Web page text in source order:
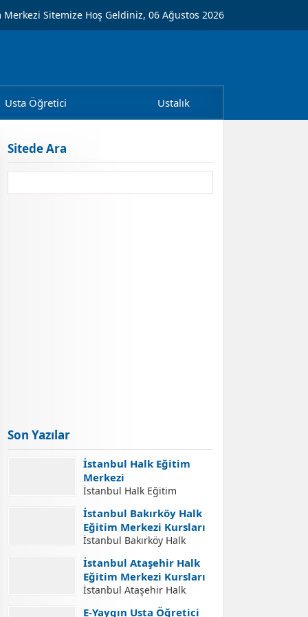
Merkezi Sitemize Hoş Geldiniz, 06 Ağustos 2026
Usta Öğretici Ustalık
Sitede Ara
Son Yazılar
İstanbul Halk Eğitim
Merkezi
İstanbul Halk Eğitim
Merkezi İletişim Adresleri
İstanbul Halk Eğitim
Merkezi İletişim Bilgileri,
İstanbul Halk Eğitim
Merkezleri Adresleri, Halk
Eğitim Merkezlerinde Açılan
Kurslara Kurs Kayıt
İşlemleri Nasıl Yapılır.
İstanbul Bakırköy Halk
Eğitim Merkezi Kursları
İstanbul Bakırköy Halk
Eğitim Merkezi Kursları
İstanbul Bakırköy Halk
Eğitim Merkezi Açılabilecek
Kursları. İstanbul Bakırköy
Halk Eğitim Merkezi Kurs
İstanbul Ataşehir Halk
Eğitim Merkezi Kursları
İstanbul Ataşehir Halk
Eğitim Merkezi Kursları
E-Yaygın Usta Öğretici